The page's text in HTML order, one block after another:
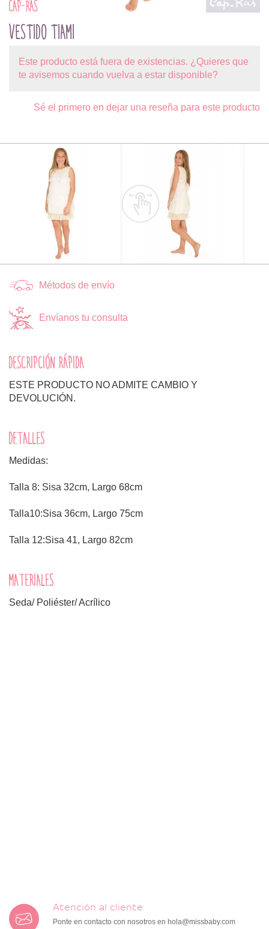
CAP-RAS
VESTIDO TIAMI
Este producto está fuera de existencias. ¿Quieres que
te avisemos cuando vuelva a estar disponible?
Sé el primero en dejar una reseña para este producto
Métodos de envío
Envíanos tu consulta
DESCRIPCIÓN RÁPIDA
ESTE PRODUCTO NO ADMITE CAMBIO Y
DEVOLUCIÓN.
DETALLES
Medidas:
Talla 8: Sisa 32cm, Largo 68cm
Talla10:Sisa 36cm, Largo 75cm
Talla 12:Sisa 41, Largo 82cm
MATERIALES
Seda/ Poliéster/ Acrílico
Atención al cliente
Ponte en contacto con nosotros en hola@missbaby.com